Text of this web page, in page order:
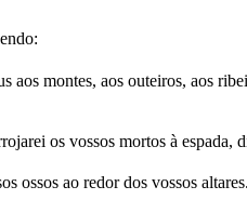
montes, aos outeiros, aos
os vossos mortos à espada,
ossos ao redor dos vossos altares.